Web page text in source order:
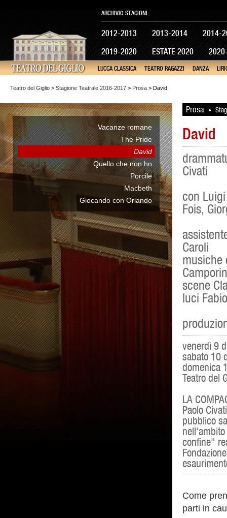
2012-2013 2013-2014
2014-
2019-2020
ESTATE 2020
ARCHIVIO STAGIONI
LUCCA CLASSICA TEATRO RAGAZZI DANZA
Teatro del Giglio > Stagione Teatrale 2016-2017 > Prosa > David
Vacanze romane
The Pride
David
Quello che non ho
Porcile
Macbeth
Giocando con Orlando
Prosa •
David
Civati
con
Fois,
Caroli
musiche
scene
luci
venerdì 9
sabato 10
domenica
Teatro del
LA
Paolo
pubblico
confine"
Come
parti in